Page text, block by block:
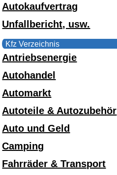
Autokaufvertrag
Unfallbericht, usw.
Kfz Verzeichnis
Antriebsenergie
Autohandel
Automarkt
Autoteile & Autozubehör
Auto und Geld
Camping
Fahrräder & Transport